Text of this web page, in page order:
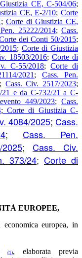
CE, C-504/06;
CE, E-2/10;Corte
; Corte di Giustizia CE,
25222/2014;Cass.
dei Conti 50/2015;
; Corte di Giustizia
18503/2016; Corte di
C-55/2018; Corte di
2021; Cass. Pen.
; Cass. Civ. 2517/2023;
e da C-732/21 a C-
449/2023;Cass.
;Corte di Giustizia C-
4084/2025;Cass.
; Cass. Pen.
; Cass. Civ.
373/24; Corte di
EUROPEE,
europea, in
(1), elaborata previa